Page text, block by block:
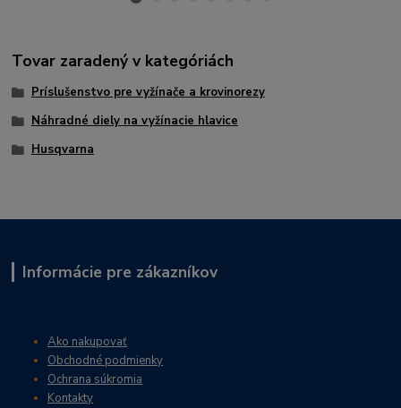
Tovar zaradený v kategóriách
Príslušenstvo pre vyžínače a krovinorezy
Náhradné diely na vyžínacie hlavice
Husqvarna
Informácie pre zákazníkov
Ako nakupovať
Obchodné podmienky
Ochrana súkromia
Kontakty